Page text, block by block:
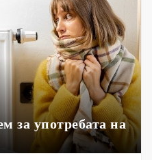
за употребата на